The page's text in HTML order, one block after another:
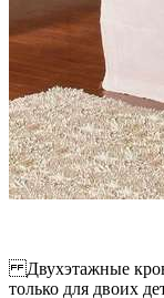
Двухэтажные
только для двоих